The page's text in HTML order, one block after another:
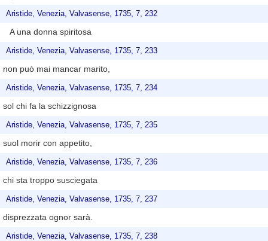
Aristide, Venezia, Valvasense, 1735, 7, 232
A una donna spiritosa
Aristide, Venezia, Valvasense, 1735, 7, 233
non può mai mancar marito,
Aristide, Venezia, Valvasense, 1735, 7, 234
sol chi fa la schizzignosa
Aristide, Venezia, Valvasense, 1735, 7, 235
suol morir con appetito,
Aristide, Venezia, Valvasense, 1735, 7, 236
chi sta troppo susciegata
Aristide, Venezia, Valvasense, 1735, 7, 237
disprezzata ognor sarà.
Aristide, Venezia, Valvasense, 1735, 7, 238